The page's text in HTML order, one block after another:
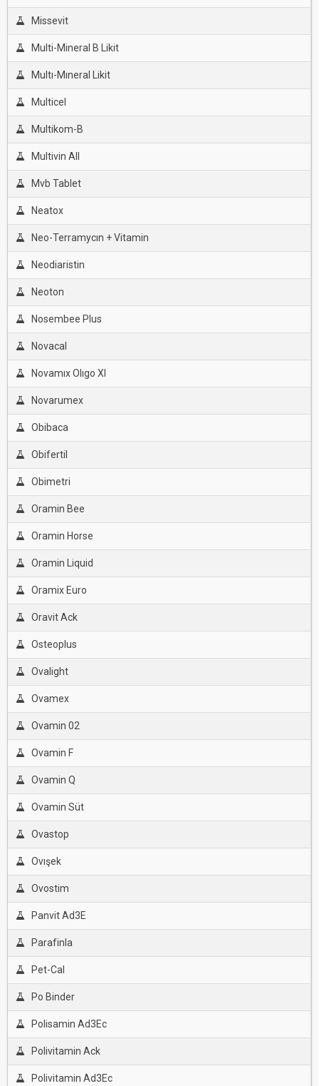
Missevit
Multi-Mineral B Likit
Multı-Mıneral Likit
Multicel
Multikom-B
Multivin All
Mvb Tablet
Neatox
Neo-Terramycın + Vitamin
Neodiaristin
Neoton
Nosembee Plus
Novacal
Novamıx Olıgo Xl
Novarumex
Obibaca
Obifertil
Obimetri
Oramin Bee
Oramin Horse
Oramin Liquid
Oramix Euro
Oravit Ack
Osteoplus
Ovalight
Ovamex
Ovamin 02
Ovamin F
Ovamin Q
Ovamin Süt
Ovastop
Ovışek
Ovostim
Panvit Ad3E
Parafinla
Pet-Cal
Po Binder
Polisamin Ad3Ec
Polivitamin Ack
Polivitamin Ad3Ec